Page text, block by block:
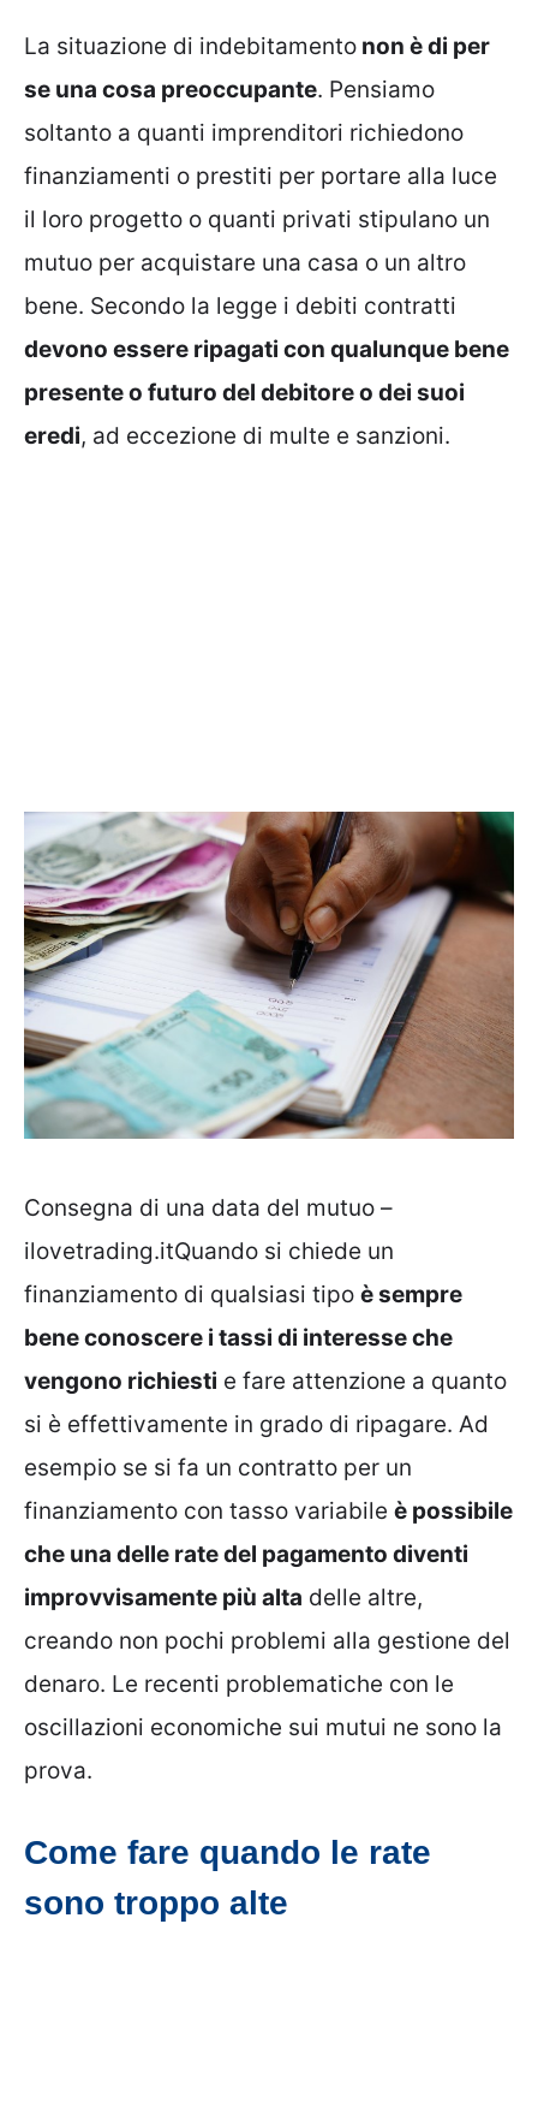
La situazione di indebitamento non è di per
se una cosa preoccupante. Pensiamo
soltanto a quanti imprenditori richiedono
finanziamenti o prestiti per portare alla luce
il loro progetto o quanti privati stipulano un
mutuo per acquistare una casa o un altro
bene. Secondo la legge i debiti contratti
devono essere ripagati con qualunque bene
presente o futuro del debitore o dei suoi
eredi, ad eccezione di multe e sanzioni.
Consegna di una data del mutuo –
ilovetrading.itQuando si chiede un
finanziamento di qualsiasi tipo è sempre
bene conoscere i tassi di interesse che
vengono richiesti e fare attenzione a quanto
si è effettivamente in grado di ripagare. Ad
esempio se si fa un contratto per un
finanziamento con tasso variabile è possibile
che una delle rate del pagamento diventi
improvvisamente più alta delle altre,
creando non pochi problemi alla gestione del
denaro. Le recenti problematiche con le
oscillazioni economiche sui mutui ne sono la
prova.
Come fare quando le rate
sono troppo alte